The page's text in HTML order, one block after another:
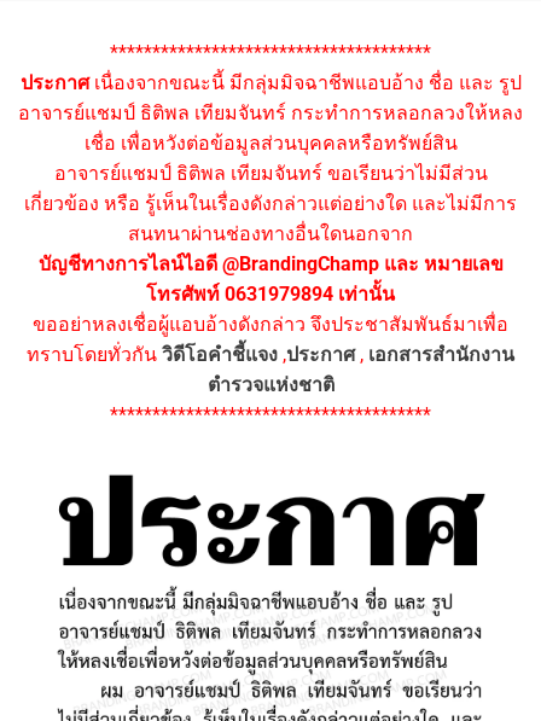
**************************************
ประกาศเนื่องจากขณะนี้ มีกลุ่มมิจฉาชีพแอบอ้าง ชื่อ และ รูป
อาจารย์แชมป์ ธิติพล เทียมจันทร์ กระทำการหลอกลวงให้หลง
เชื่อ เพื่อหวังต่อข้อมูลส่วนบุคคลหรือทรัพย์สิน
อาจารย์แชมป์ ธิติพล เทียมจันทร์ ขอเรียนว่าไม่มีส่วน
เกี่ยวข้อง หรือ รู้เห็นในเรื่องดังกล่าวแต่อย่างใด และไม่มีการ
สนทนาผ่านช่องทางอื่นใดนอกจาก
บัญชีทางการไลน์ไอดี @BrandingChamp และ หมายเลข
โทรศัพท์ 0631979894 เท่านั้น
ขออย่าหลงเชื่อผู้แอบอ้างดังกล่าว จึงประชาสัมพันธ์มาเพื่อ
ทราบโดยทั่วกัน วิดีโอคำชี้แจง ,ประกาศ, เอกสารสำนักงาน
ตำรวจแห่งชาติ
**************************************